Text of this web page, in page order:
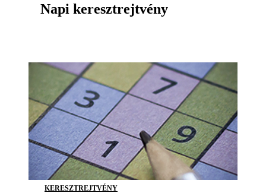
Napi keresztrejtvény
KERESZTREJTVÉNY